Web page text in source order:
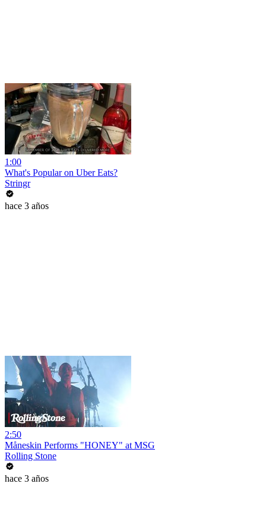
1:00
What's Popular on Uber Eats?
Stringr
hace 3 años
2:50
Måneskin Performs "HONEY" at MSG
Rolling Stone
hace 3 años